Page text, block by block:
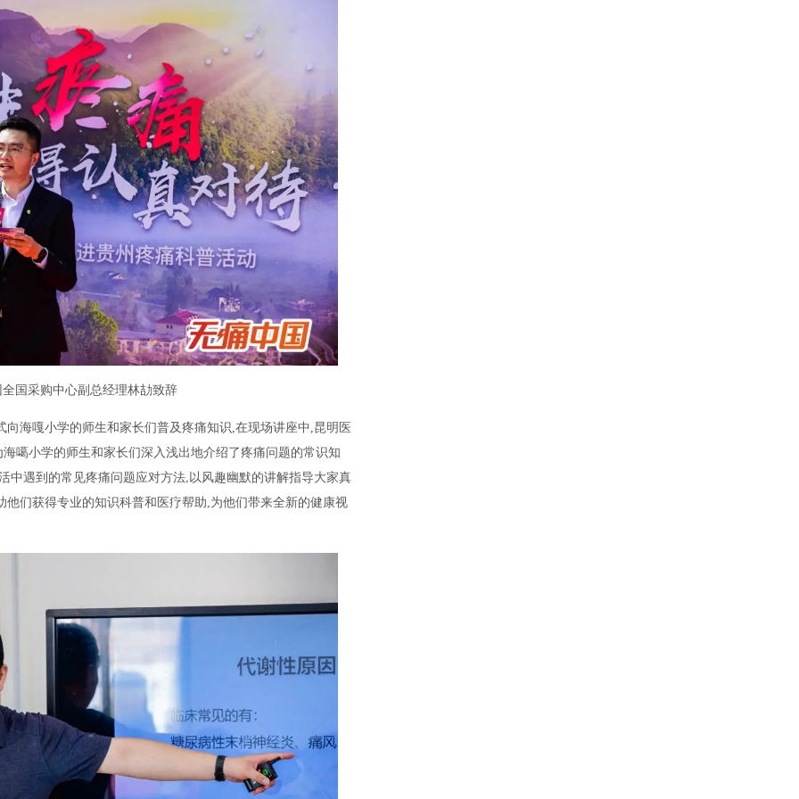
国采购中心副总经理林劼致辞
海嘎小学的师生和家长们普及疼痛知识,在现场讲座中,昆明医
噶小学的师生和家长们深入浅出地介绍了疼痛问题的常识知
中遇到的常见疼痛问题应对方法,以风趣幽默的讲解指导大家真
们获得专业的知识科普和医疗帮助,为他们带来全新的健康视